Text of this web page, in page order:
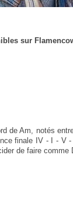
sur
de Am, notés
finale IV - I -
de faire comme